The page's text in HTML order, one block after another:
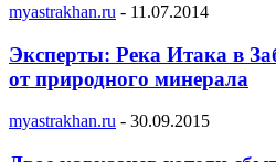
myastrakhan.ru - 11.07.2014
Эксперты: Река Итака в
от природного минерала
myastrakhan.ru - 30.09.2015